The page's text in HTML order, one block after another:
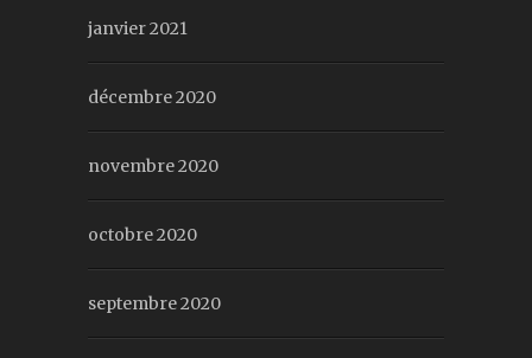
janvier 2021
décembre 2020
novembre 2020
octobre 2020
septembre 2020